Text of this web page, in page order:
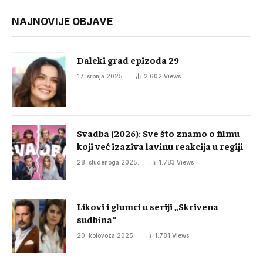
NAJNOVIJE OBJAVE
Daleki grad epizoda 29
17. srpnja 2025. 2.602 Views
Svadba (2026): Sve što znamo o filmu
koji već izaziva lavinu reakcija u regiji
28. studenoga 2025. 1.783 Views
Likovi i glumci u seriji „Skrivena
sudbina“
20. kolovoza 2025. 1.781 Views